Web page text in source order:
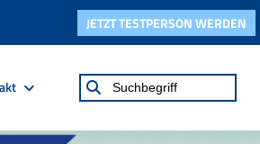
JETZT TESTPERSON WERDEN